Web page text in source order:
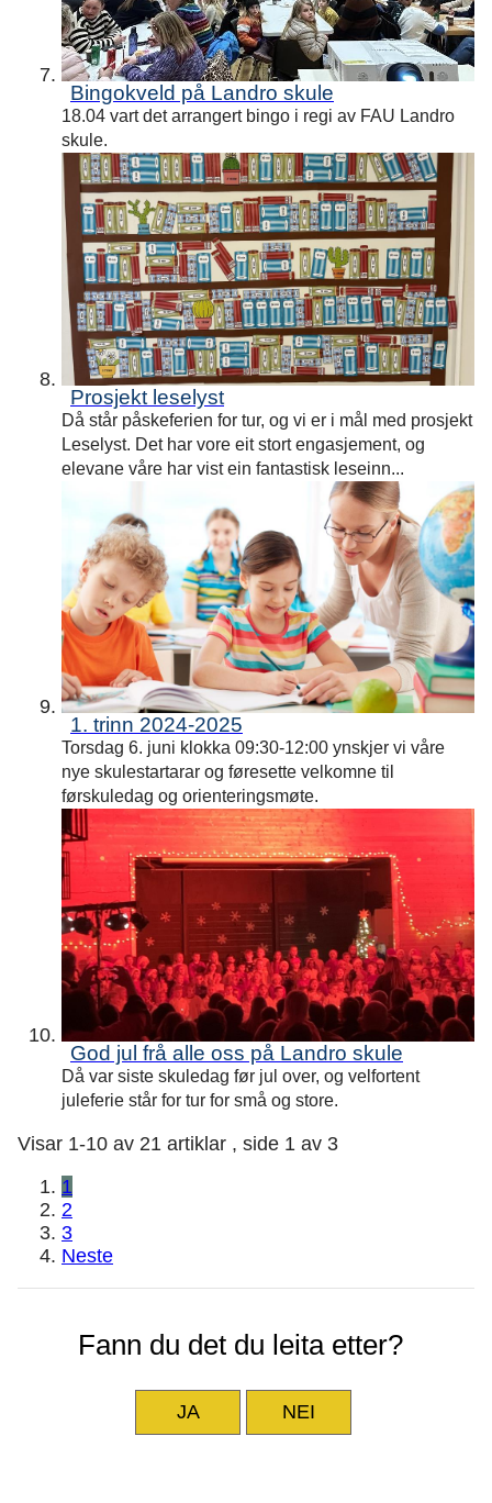
Bingokveld på Landro skule
18.04 vart det arrangert bingo i regi av FAU Landro
skule.
Prosjekt leselyst
Då står påskeferien for tur, og vi er i mål med prosjekt
Leselyst. Det har vore eit stort engasjement, og
elevane våre har vist ein fantastisk leseinn...
1. trinn 2024-2025
Torsdag 6. juni klokka 09:30-12:00 ynskjer vi våre
nye skulestartarar og føresette velkomne til
førskuledag og orienteringsmøte.
God jul frå alle oss på Landro skule
Då var siste skuledag før jul over, og velfortent
juleferie står for tur for små og store.
Visar 1-10 av 21 artiklar , side 1 av 3
1
2
3
Neste
Fann du det du leita etter?
JA NEI